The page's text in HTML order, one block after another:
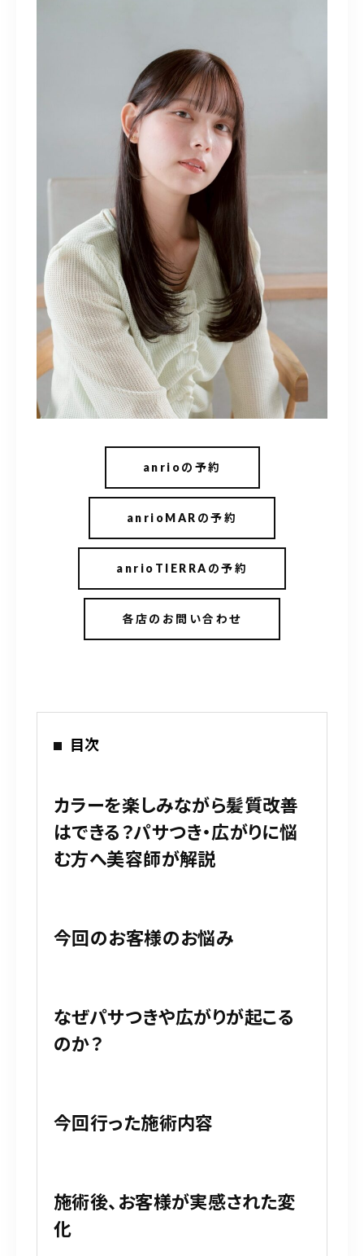
anrioの予約
anrioMARの予約
anrioTIERRAの予約
各店のお問い合わせ
目次
カラーを楽しみながら髪質改善
はできる？パサつき・広がりに悩
む方へ美容師が解説
今回のお客様のお悩み
なぜパサつきや広がりが起こる
のか？
今回行った施術内容
施術後、お客様が実感された変
化